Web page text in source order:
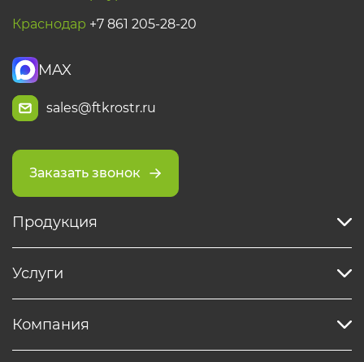
Краснодар +7 861 205-28-20
MAX
sales@ftkrostr.ru
Заказать звонок
Продукция
Услуги
Компания